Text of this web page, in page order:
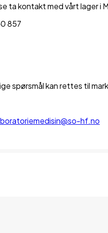
ta kontakt med vårt lager i
857
spørsmål kan rettes til
hf.no